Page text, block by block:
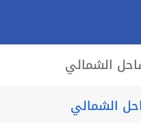
الشمالي
الشمالي